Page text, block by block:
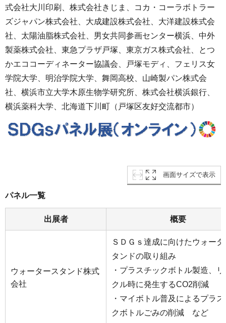
式会社大川印刷、株式会社きじま、コカ・コーラボトラー
ズジャパン株式会社、大成建設株式会社、大洋建設株式会
社、太陽油脂株式会社、男女共同参画センター横浜、中外
製薬株式会社、東急プラザ戸塚、東京ガス株式会社、とつ
かエココーディネーター協議会、戸塚モディ、フェリス女
学院大学、明治学院大学、舞岡高校、山崎製パン株式会
社、横浜市立大学木原生物学研究所、株式会社横浜銀行、
横浜薬科大学、北海道下川町（戸塚区友好交流都市）
画面サイズで表示
パネル一覧
出展者 概要
ウォータースタンド株式
会社
ＳＤＧｓ達成に向けたウォー
タンドの取り組み
・プラスチックボトル製造、
クル時に発生するCO2削減
・マイボトル普及によるプラ
クボトルごみの削減 など